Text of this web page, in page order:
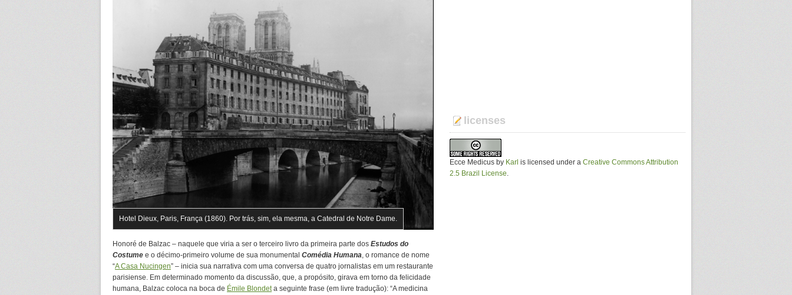
Hotel Dieux, Paris, França (1860). Por trás, sim, ela mesma, a Catedral de Notre Dame.
Honoré de Balzac – naquele que viria a ser o terceiro livro da primeira parte dos Estudos do
Costume e o décimo-primeiro volume de sua monumental Comédia Humana, o romance de nome
“A Casa Nucingen” – inicia sua narrativa com uma conversa de quatro jornalistas em um restaurante
parisiense. Em determinado momento da discussão, que, a propósito, girava em torno da felicidade
humana, Balzac coloca na boca de Émile Blondeta seguinte frase (em livre tradução): “A medicina
licenses
Ecce Medicus by Karl is licensed under a Creative Commons Attribution
2.5 Brazil License.